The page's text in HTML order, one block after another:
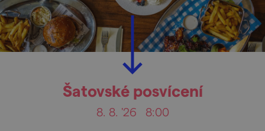
Šatovské posvícení
8. 8. '26 8:00